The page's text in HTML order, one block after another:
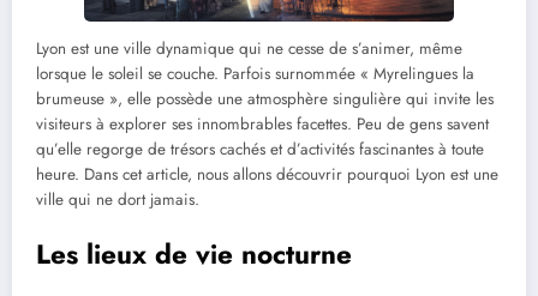
Lyon est une ville dynamique qui ne cesse de s’animer, même
lorsque le soleil se couche. Parfois surnommée « Myrelingues la
brumeuse », elle possède une atmosphère singulière qui invite les
visiteurs à explorer ses innombrables facettes. Peu de gens savent
qu’elle regorge de trésors cachés et d’activités fascinantes à toute
heure. Dans cet article, nous allons découvrir pourquoi Lyon est une
ville qui ne dort jamais.
Les lieux de vie nocturne